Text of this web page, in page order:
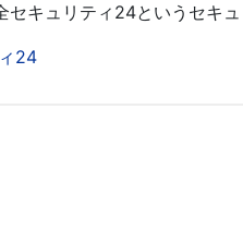
セキュリティ24というセキ
24